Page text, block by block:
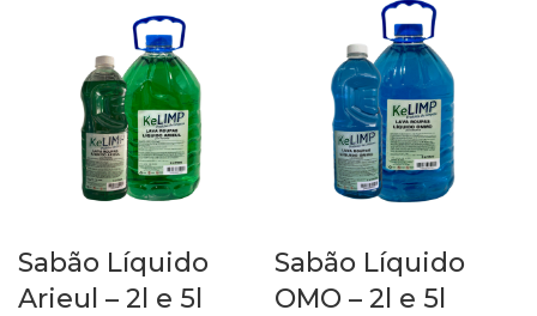
O Removedor Kelimp é para
limpeza em geral, ele atua
na remoção de manchas de
gorduras em roupas, pisos,
carpetes, tapetes, cortinas e
estofados.
limpeza que faltava na sua
casa!
Uma vez e Economize
Água. Conheça Agora!
Sabão Líquido
Arieul – 2l e 5l
Sabão Líquido
OMO – 2l e 5l